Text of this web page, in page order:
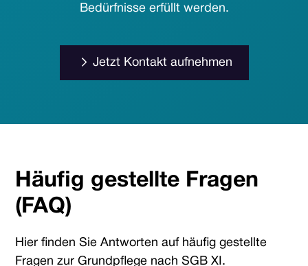
Bedürfnisse erfüllt werden.
Jetzt Kontakt aufnehmen
Häufig gestellte Fragen
(FAQ)
Hier finden Sie Antworten auf häufig gestellte
Fragen zur Grundpflege nach SGB XI.